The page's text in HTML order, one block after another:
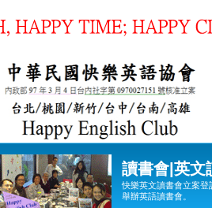
讀書會|英文
快樂英文讀書會立案登
舉辦英語讀書會。